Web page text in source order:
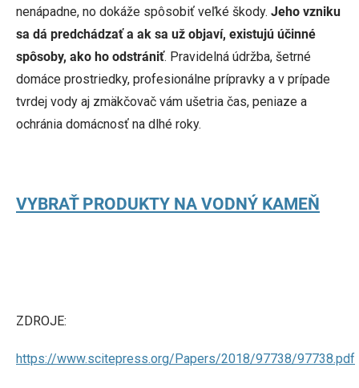
nenápadne, no dokáže spôsobiť veľké škody. Jeho vzniku
sa dá predchádzať a ak sa už objaví, existujú účinné
spôsoby, ako ho odstrániť. Pravidelná údržba, šetrné
domáce prostriedky, profesionálne prípravky a v prípade
tvrdej vody aj zmäkčovač vám ušetria čas, peniaze a
ochránia domácnosť na dlhé roky.
VYBRAŤ PRODUKTY NA VODNÝ KAMEŇ
ZDROJE:
https://www.scitepress.org/Papers/2018/97738/97738.pdf